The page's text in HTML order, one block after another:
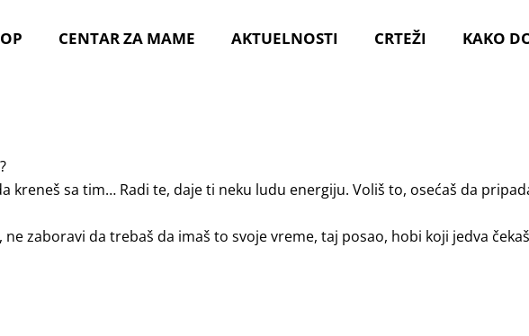
CENTAR ZA MAME AKTUELNOSTI CRTEŽI KAKO
kreneš sa tim… Radi te, daje ti neku ludu energiju. Voliš to, osećaš da
zaboravi da trebaš da imaš to svoje vreme, taj posao, hobi koji jedva